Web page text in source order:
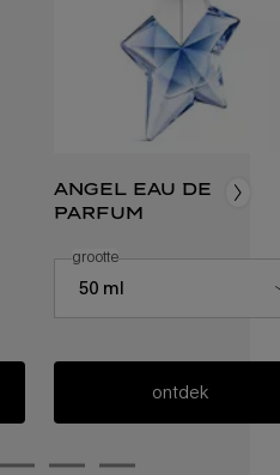
de parfum
angel eau de
parfum
Select a size for angel eau de
50 ml
selecteer een
groottevoor angel eau de
ontdek